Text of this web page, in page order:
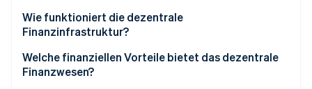
Zugang
Kontrolle und Transparenz
Wie funktioniert die dezentrale
Finanzinfrastruktur?
Blockchains
Welche finanziellen Vorteile bietet das dezentrale
Finanzwesen?